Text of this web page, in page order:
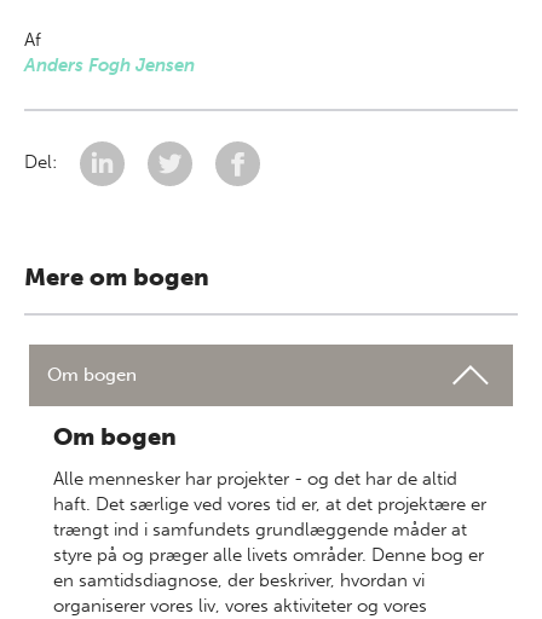
Af
Anders Fogh Jensen
Del:
Mere om bogen
Om bogen
Om bogen
Alle mennesker har projekter - og det har de altid
haft. Det særlige ved vores tid er, at det projektære er
trængt ind i samfundets grundlæggende måder at
styre på og præger alle livets områder. Denne bog er
en samtidsdiagnose, der beskriver, hvordan vi
organiserer vores liv, vores aktiviteter og vores